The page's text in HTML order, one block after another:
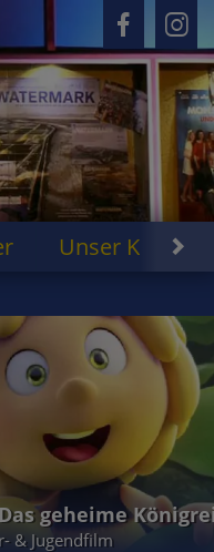
Unser Kino
geheime
& Jugendfilm